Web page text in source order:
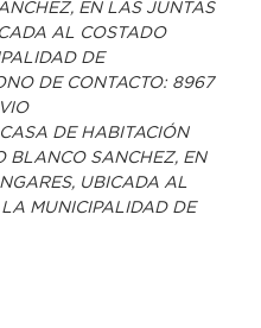
EN LAS JUNTAS
AL COSTADO
DE
DE CONTACTO: 8967
DE HABITACIÓN
BLANCO SANCHEZ, EN
UBICADA AL
MUNICIPALIDAD DE